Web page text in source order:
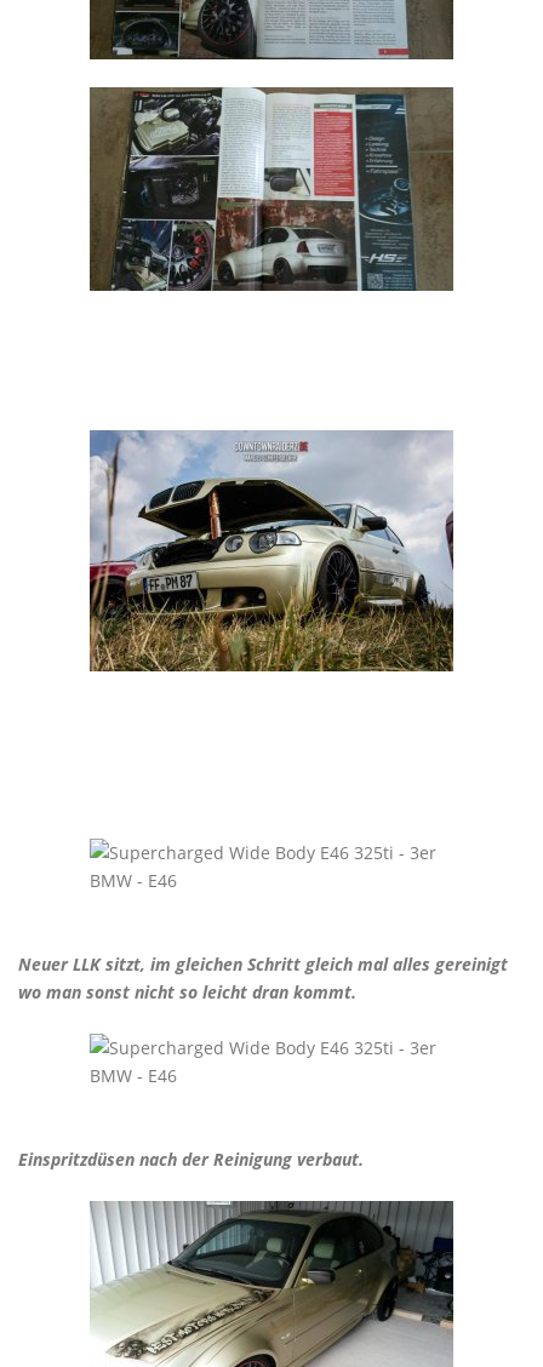
Neuer LLK sitzt, im gleichen Schritt gleich mal alles gereinigt
wo man sonst nicht so leicht dran kommt.
Einspritzdüsen nach der Reinigung verbaut.